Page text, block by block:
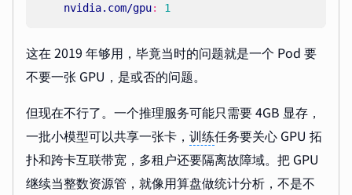
nvidia.com/gpu: 1
这在 2019 年够用，毕竟当时的问题就是一个 Pod 要
不要一张 GPU，是或否的问题。
但现在不行了。一个推理服务可能只需要 4GB 显存，
一批小模型可以共享一张卡， 训练任务要关心 GPU 拓
扑和跨卡互联带宽，多租户还要隔离故障域。把 GPU
继续当整数资源管，就像用算盘做统计分析，不是不